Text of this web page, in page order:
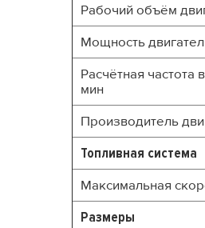
Рабочий объём
Мощность
Расчётная
мин
Производитель
Топливная система
Максимальная
Размеры